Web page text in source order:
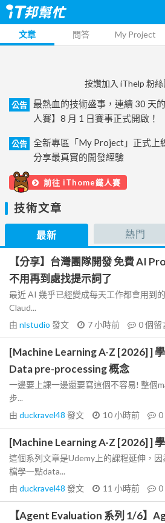
文章 問答 My Project
按讚加入 iThelp 粉
公告
最熱血的技術盛事，連續 30 天
人賽】8 月 1 日賽事正式開啟！
公告
全新專區「My Project」正式上
分享最真實的開發經驗
前往 iThome鐵人賽
技術文章
最新 熱門
【分享】台灣團隊開發 免費 AI
不用再到處找提示詞了
最近 AI 幾乎已經變成每天工作都會用到
Claud...
由 nlstudio 發文 7 小時前 0個留
[Machine Learning A-Z [2026] ]
Data pre-processing 概念
一邊要上課一邊還要寫這個不容易! 整個
步...
由 duckravel48 發文 10 小時前 0
[Machine Learning A-Z [2026] ]
這個系列文章是Udemy上的課程延伸，
檔學一點data...
由 duckravel48 發文 11 小時前 0
【Agent Evaluation 系列 1/6】